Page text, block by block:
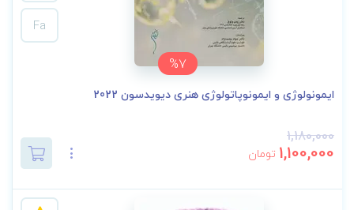
%7
Fa
ایمونولوژی و ایمونوپاتولوژی هنری دیویدسون 2022
1,180,000
1,100,000 تومان